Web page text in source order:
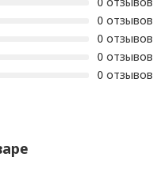
0 отзывов
0 отзывов
0 отзывов
0 отзывов